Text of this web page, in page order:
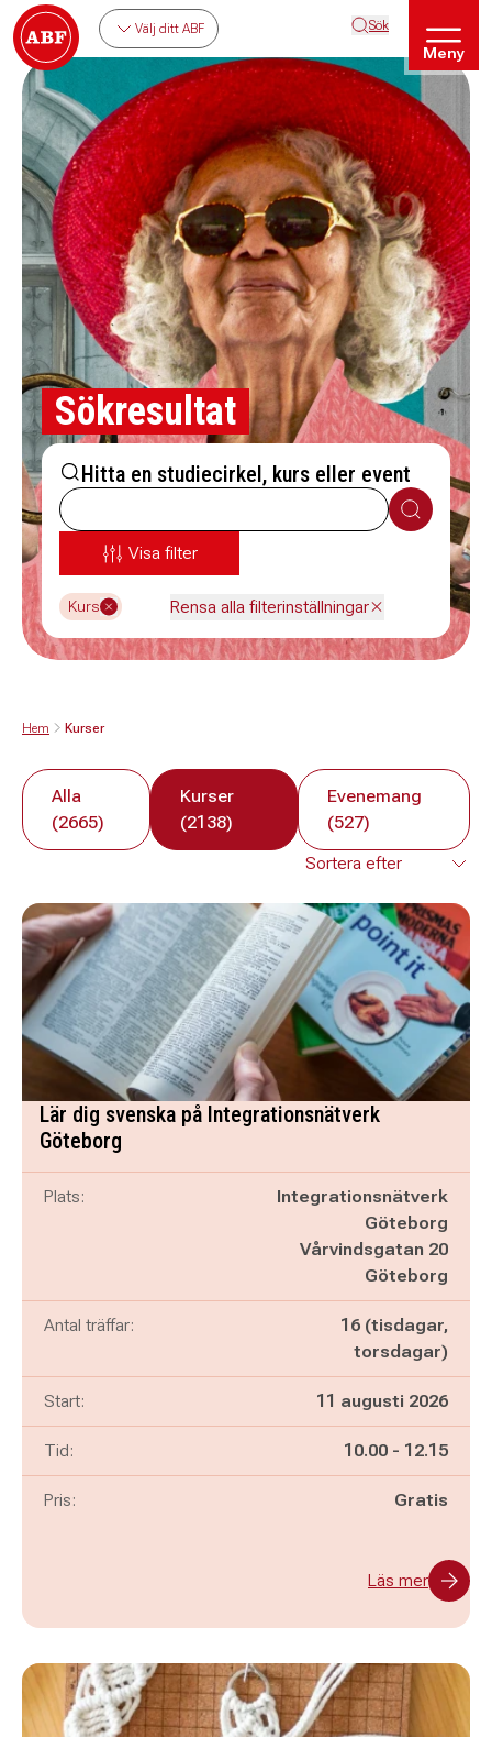
Välj ditt ABF Sök
Meny
Sökresultat
Hitta en studiecirkel, kurs eller event
Sök
Visa filter
Kurs Rensa alla filterinställningar
Hem Kurser
Alla
(2665)
Kurser
(2138)
Evenemang
(527)
Lär dig svenska på Integrationsnätverk
Göteborg
Plats:
Integrationsnätverk
Göteborg
Vårvindsgatan 20
Göteborg
Antal träffar:
16 (tisdagar,
torsdagar)
Start: 11 augusti 2026
Tid: Pågår mellan
10.00 - och
12.15
Pris: Gratis
Läs mer